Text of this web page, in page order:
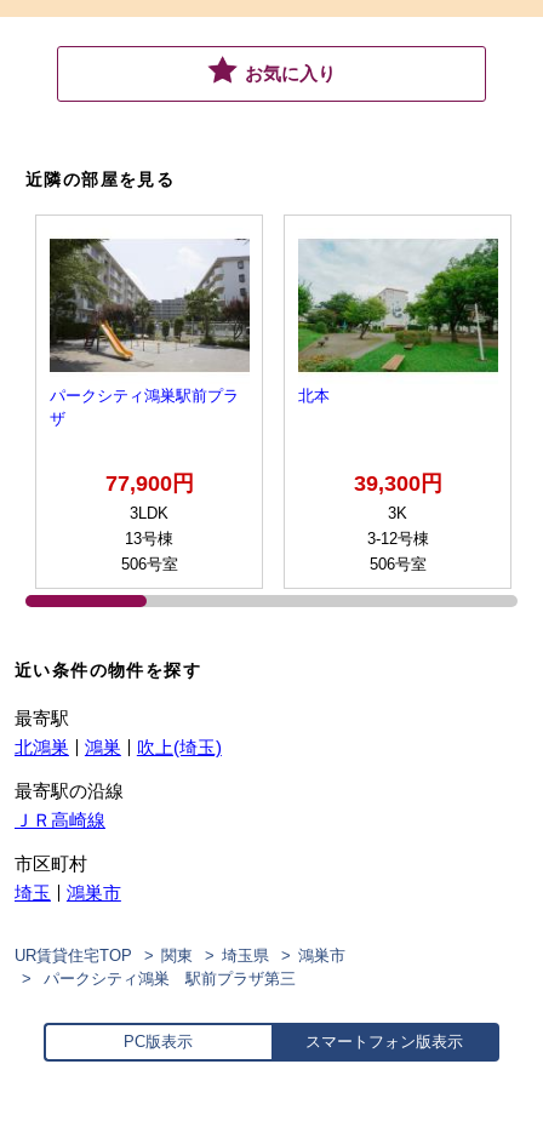
お気に入り
近隣の部屋を見る
パークシティ鴻巣駅前プラ
ザ
77,900円
3LDK
13号棟
506号室
北本
39,300円
3K
3-12号棟
506号室
近い条件の物件を探す
最寄駅
北鴻巣
鴻巣 吹上(埼玉)
最寄駅の沿線
ＪＲ高崎線
市区町村
埼玉
鴻巣市
UR賃貸住宅TOP 関東 埼玉県
鴻巣市
パークシティ鴻巣 駅前プラザ第三
PC版表示 スマートフォン版表示